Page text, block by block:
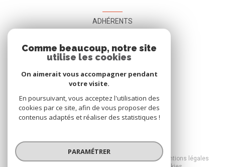
ADHÉRENTS
Nous adhérons
Mentions légales
Comme beaucoup, notre site
utilise les cookies
On aimerait vous accompagner pendant
votre visite.
En poursuivant, vous acceptez l'utilisation des
cookies par ce site, afin de vous proposer des
contenus adaptés et réaliser des statistiques !
PARAMÉTRER